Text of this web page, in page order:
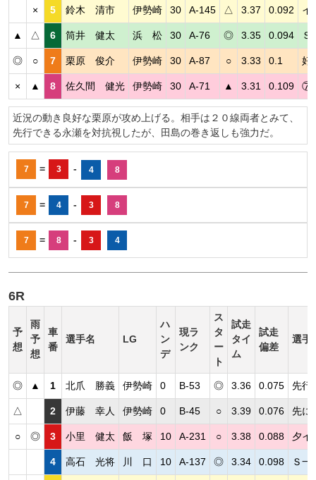
× 5 鈴木 清市 伊勢崎 30 A-145 △ 3.37 0.092 イ
▲ △ 6 筒井 健太 浜 松 30 A-76 ◎ 3.35 0.094 Ｓ
◎ ○ 7 栗原 俊介 伊勢崎 30 A-87 ○ 3.33 0.1 好
× ▲ 8 佐久間 健光 伊勢崎 30 A-71 ▲ 3.31 0.109 ⑦
近況の動き良好な栗原が攻め上げる。相手は２０線両者とみて、
先行できる永瀬を対抗視したが、田島の巻き返しも強力だ。
7 = 3 - 4 8
7 = 4 - 3 8
7 = 8 - 3 4
6R
予
想
雨
予
想
車
番
選手名 LG
ハ
ン
デ
現ラ
ンク
ス
タ
ー
ト
試走
タイ
ム
試走
偏差
選手
◎ ▲ 1 北爪 勝義 伊勢崎 0 B-53 ◎ 3.36 0.075 先行
△ 2 伊藤 幸人 伊勢崎 0 B-45 ○ 3.39 0.076 先に
○ ◎ 3 小里 健太 飯 塚 10 A-231 ○ 3.38 0.088 夕イ
4 高石 光将 川 口 10 A-137 ◎ 3.34 0.098 Ｓ一